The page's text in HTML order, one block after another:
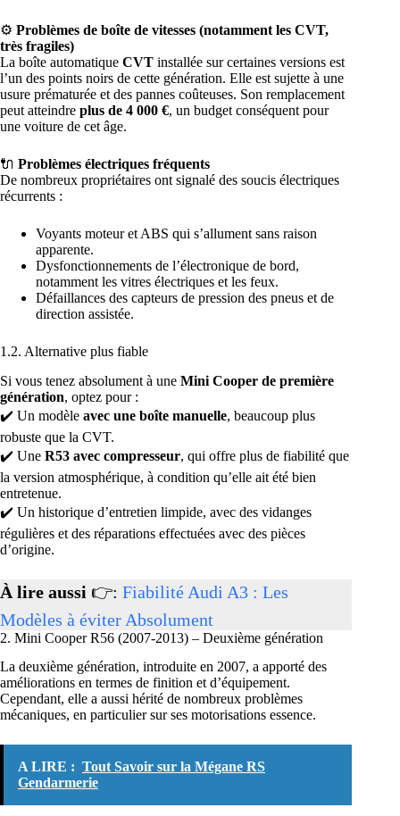
⚙️ Problèmes de boîte de vitesses (notamment les CVT,
très fragiles)
La boîte automatique CVT installée sur certaines versions est
l’un des points noirs de cette génération. Elle est sujette à une
usure prématurée et des pannes coûteuses. Son remplacement
peut atteindre plus de 4 000 €, un budget conséquent pour
une voiture de cet âge.
🔌 Problèmes électriques fréquents
De nombreux propriétaires ont signalé des soucis électriques
récurrents :
Voyants moteur et ABS qui s’allument sans raison
apparente.
Dysfonctionnements de l’électronique de bord,
notamment les vitres électriques et les feux.
Défaillances des capteurs de pression des pneus et de
direction assistée.
1.2. Alternative plus fiable
Si vous tenez absolument à une Mini Cooper de première
génération, optez pour :
✔️ Un modèle avec une boîte manuelle, beaucoup plus
robuste que la CVT.
✔️ Une R53 avec compresseur, qui offre plus de fiabilité que
la version atmosphérique, à condition qu’elle ait été bien
entretenue.
✔️ Un historique d’entretien limpide, avec des vidanges
régulières et des réparations effectuées avec des pièces
d’origine.
À lire aussi 👉: Fiabilité Audi A3 : Les
Modèles à éviter Absolument
2. Mini Cooper R56 (2007-2013) – Deuxième génération
La deuxième génération, introduite en 2007, a apporté des
améliorations en termes de finition et d’équipement.
Cependant, elle a aussi hérité de nombreux problèmes
mécaniques, en particulier sur ses motorisations essence.
A LIRE : Tout Savoir sur la Mégane RS
Gendarmerie